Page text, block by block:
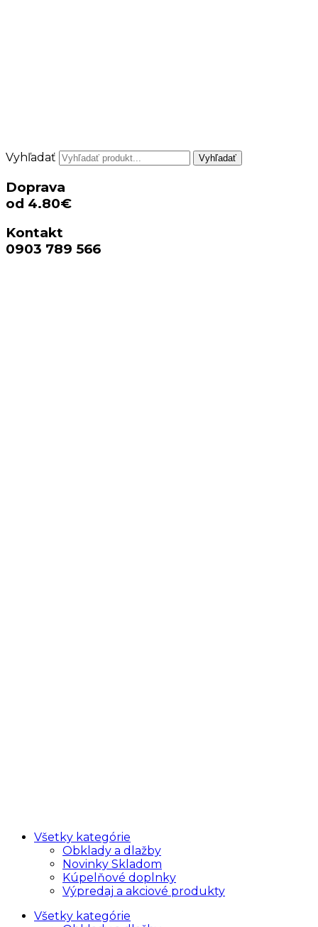
Vyhľadať Vyhľadať
Doprava
od 4.80€
Kontakt
0903 789 566
Všetky kategórie
Obklady a dlažby
Novinky Skladom
Kúpelňové doplnky
Výpredaj a akciové produkty
Všetky kategórie